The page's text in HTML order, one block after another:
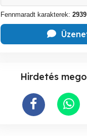
Fennmaradt karakterek: 2939
Hirdetés